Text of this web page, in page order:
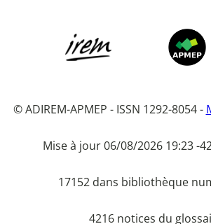
© ADIREM-APMEP - ISSN 1292-8054 -
Mise à jour 06/08/2026 19:23 -
17152 dans bibliothèque
4216 notices du